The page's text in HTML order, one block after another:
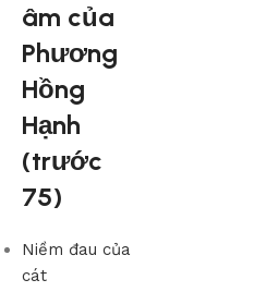
âm của
Phương
Hồng
Hạnh
(trước
75)
Niềm đau của
cát